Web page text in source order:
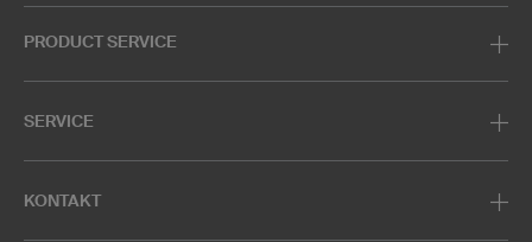
PRODUCT SERVICE
SERVICE
KONTAKT